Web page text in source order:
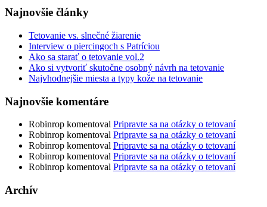
Najnovšie články
Tetovanie vs. slnečné žiarenie
Interview o piercingoch s Patríciou
Ako sa starať o tetovanie vol.2
Ako si vytvoriť skutočne osobný návrh na tetovanie
Najvhodnejšie miesta a typy kože na tetovanie
Najnovšie komentáre
Robinrop komentoval Pripravte sa na otázky o tetovaní
Robinrop komentoval Pripravte sa na otázky o tetovaní
Robinrop komentoval Pripravte sa na otázky o tetovaní
Robinrop komentoval Pripravte sa na otázky o tetovaní
Robinrop komentoval Pripravte sa na otázky o tetovaní
Archív